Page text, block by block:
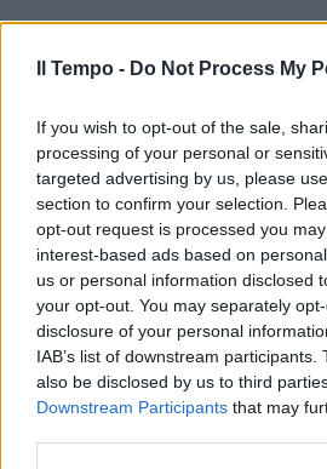
Il Tempo - Do Not Process My
If you wish to opt-out of the sale,
processing of your personal or
targeted advertising by us, please
section to confirm your selection.
opt-out request is processed you
interest-based ads based on
us or personal information disclosed
your opt-out. You may separately
disclosure of your personal
IAB’s list of downstream
also be disclosed by us to third
Downstream Participants that may